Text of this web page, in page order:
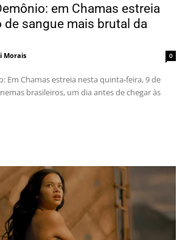
em Chamas estreia
de sangue mais brutal da
Morais 0
Em Chamas estreia nesta quinta-feira, 9 de
brasileiros, um dia antes de chegar às